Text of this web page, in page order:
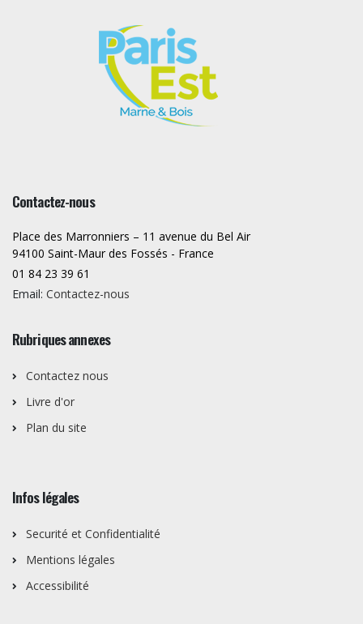
Contactez-nous
Place des Marronniers – 11 avenue du Bel Air
94100 Saint-Maur des Fossés - France
01 84 23 39 61
Email: Contactez-nous
Rubriques annexes
Contactez nous
Livre d'or
Plan du site
Infos légales
Securité et Confidentialité
Mentions légales
Accessibilité